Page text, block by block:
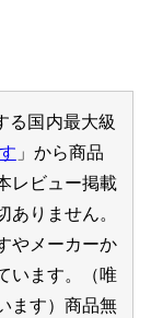
る国内最大級
」から商品
レビュー掲載
りません。
やメーカーか
います。（唯
ます）商品無